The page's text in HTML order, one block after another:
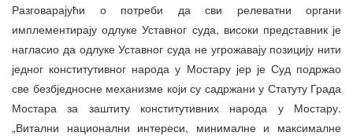
Разговарајући о потреби да сви релеватни органи
имплементирају одлуке Уставног суда, високи представник је
нагласио да одлуке Уставног суда не угрожавају позицију нити
једног конститутивног народа у Мостару јер је Суд подржао
све безбједносне механизме који су садржани у Статуту Града
Мостара за заштиту конститутивних народа у Мостару.
„Витални национални интереси, минималне и максималне